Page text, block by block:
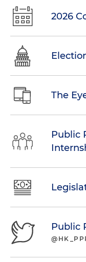
2026
The
Public
Public